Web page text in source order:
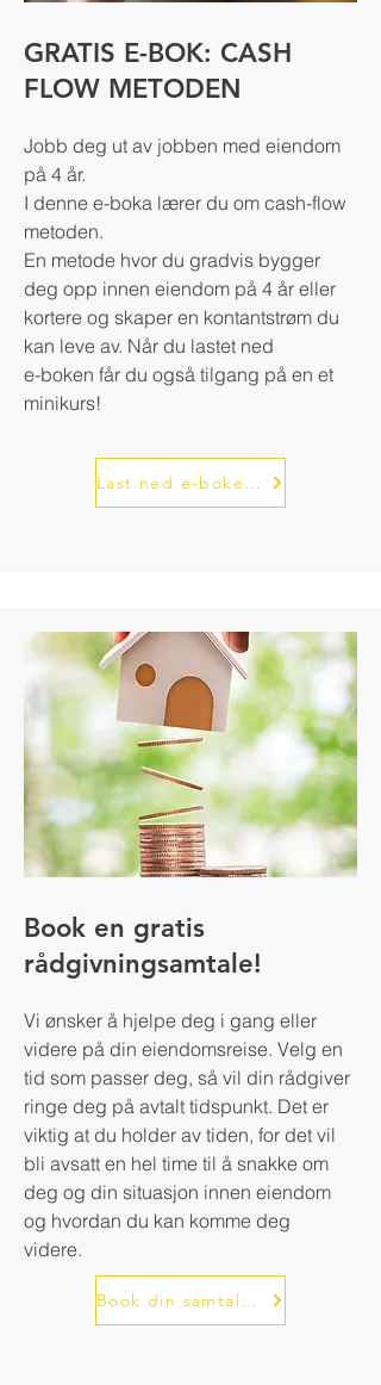
GRATIS E-BOK: CASH
FLOW METODEN
Jobb deg ut av jobben med eiendom
på 4 år.
I denne e-boka lærer du om cash-flow
metoden.
En metode hvor du gradvis bygger
deg opp innen eiendom på 4 år eller
kortere og skaper en kontantstrøm du
kan leve av. Når du lastet ned
e-boken får du også tilgang på en et
minikurs!
Last ned e-boken her
Book en gratis
rådgivningsamtale!
Vi ønsker å hjelpe deg i gang eller
videre på din eiendomsreise. Velg en
tid som passer deg, så vil din rådgiver
ringe deg på avtalt tidspunkt. Det er
viktig at du holder av tiden, for det vil
bli avsatt en hel time til å snakke om
deg og din situasjon innen eiendom
og hvordan du kan komme deg
videre.
Book din samtale her